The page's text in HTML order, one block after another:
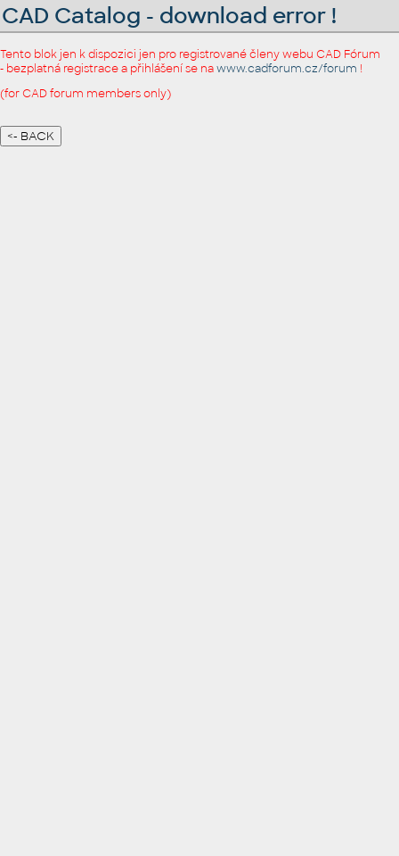
CAD Catalog - download error !
Tento blok jen k dispozici jen pro registrované členy webu CAD Fórum
- bezplatná registrace a přihlášení se nawww.cadforum.cz/forum !
(for CAD forum members only)